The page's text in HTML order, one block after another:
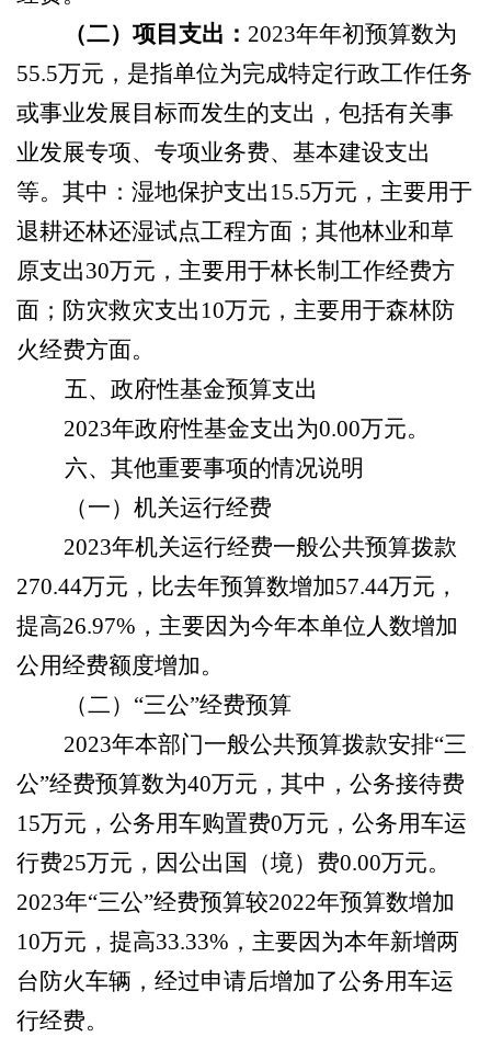
（二）项目支出： 2023年年初预算数为
55.5万元，是指单位为完成特定行政工作任务
或事业发展目标而发生的支出，包括有关事
业发展专项、专项业务费、基本建设支出
等。其中： 湿地保护支出 15.5万元，主要用于
退耕还林还湿试点工程方面；其他林业和草
原支出30万元，主要用于林长制 工作经费方
面 ；防灾救灾支出 10万元，主要用于森林防
火经费方面。
五、政府性基金预算支出
2023年政府性基金支出为0.00万元。
六、其他重要事项的情况说明
（一）机关运行经费
2023年机关运行经费一般公共预算拨款
270.44万元，比去年预算数增加57.44万元，
提高26.97%， 主要因为今年本单位人数增加
公用经费额度增加。
（二） “三公”经费预算
2023年本部门一般公共预算拨款安排“三
公”经费预算数为40万元，其中，公务接待费
15万元，公务用车购置费0万元，公务用车运
行费25万元，因公出国（境）费0.00万元。
2023年“三公”经费预算较2022年预算数增加
10万元，提高33.33%，主要因为本年新增两
台防火车辆，经过申请后增加了公务用车运
行经费。